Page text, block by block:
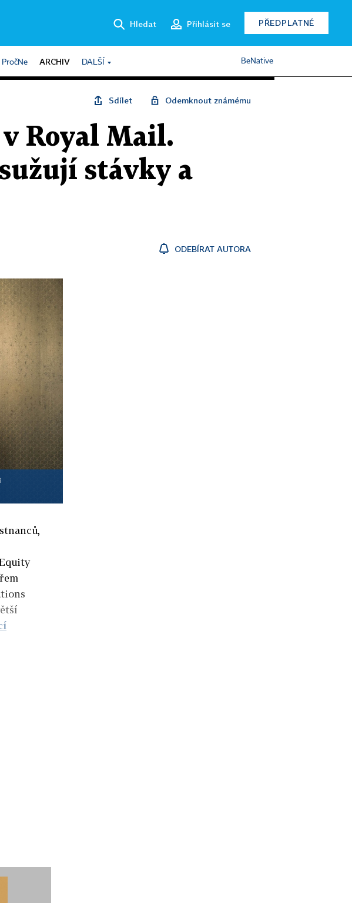
Hledat Přihlásit se PŘEDPLATNÉ
PročNe ARCHIV DALŠÍ BeNative
Sdílet Odemknout známému
Royal Mail.
stávky a
ODEBÍRAT AUTORA